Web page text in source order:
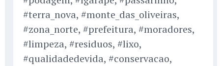
#terra_nova, #monte_das_oliveiras,
#zona_norte, #prefeitura, #moradores,
#limpeza, #residuos, #lixo,
#qualidadedevida, #conservacao,